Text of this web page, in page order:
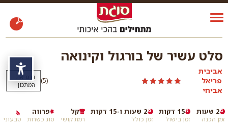
סלט עשיר של בורגול וקינואה
אביבית
פריאל
אביחי
(5
)
דרגו את
המתכון
זמן הכנה
2 שעות
זמן בישול
15 דקות
זמן כולל
2 שעות ו-15 דקות
רמת קושי
קל
סוג כשרות
פרווה
טבעוני